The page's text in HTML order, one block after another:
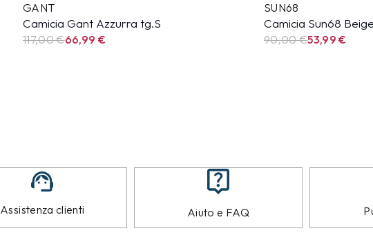
GANT
Camicia Gant Azzurra tg.S
117,00 €66,99 €
SUN68
Camicia Sun68
90,00 €53,99€
Assistenza clienti Aiuto e FAQ